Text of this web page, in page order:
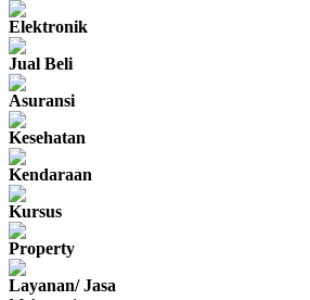
Elektronik
Jual Beli
Asuransi
Kesehatan
Kendaraan
Kursus
Property
Layanan/ Jasa